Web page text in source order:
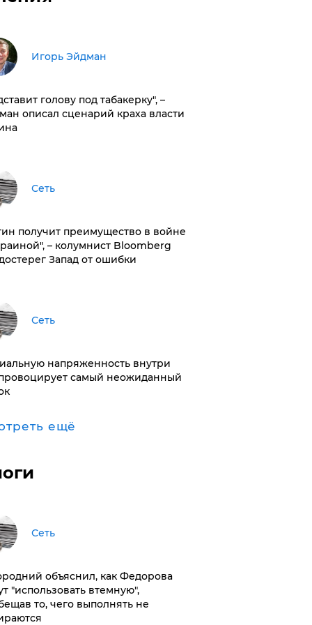
Игорь Эйдман
голову под табакерку", –
описал сценарий краха власти
Сеть
получит преимущество в войне
– колумнист Bloomberg
Запад от ошибки
Сеть
напряженность внутри
самый неожиданный
ещё
Сеть
объяснил, как Федорова
"использовать втемную",
то, чего выполнять не